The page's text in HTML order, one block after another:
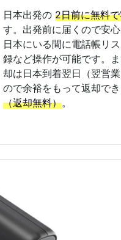
日本出発の 2日前に無料
す。出発前に届くので安心
日本にいる間に電話帳リ
録など操作が可能です。
却は日本到着翌日（翌営
ので余裕をもって返却で
（返却無料）。